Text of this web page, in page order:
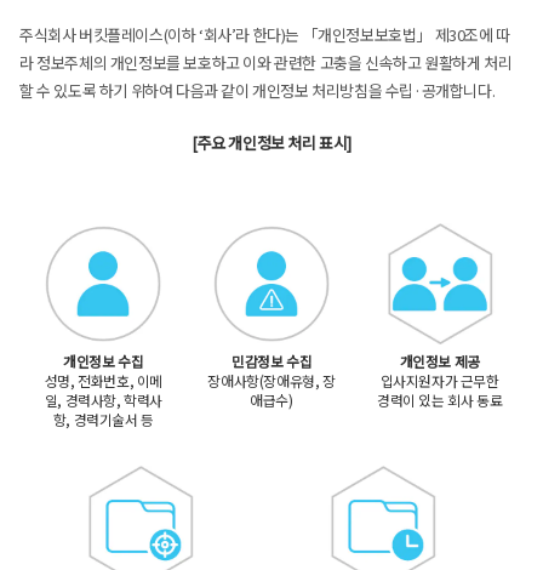
주식회사 버킷플레이스(이하 ‘회사’라 한다)는 「개인정보보호법」 제30조에 따
라 정보주체의 개인정보를 보호하고 이와 관련한 고충을 신속하고 원활하게 처리
할 수 있도록 하기 위하여 다음과 같이 개인정보 처리방침을 수립·공개합니다.
[주요 개인정보 처리 표시]
개인정보 수집
성명, 전화번호, 이메
일, 경력사항, 학력사
항, 경력기술서 등
민감정보 수집
장애사항(장애유형, 장
애급수)
개인정보 제공
입사지원자가 근무한
경력이 있는 회사 동료